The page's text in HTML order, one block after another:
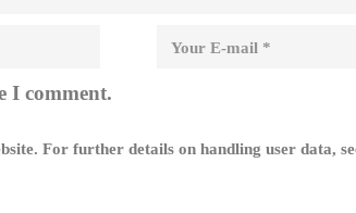
I comment.
For further details on handling user data,